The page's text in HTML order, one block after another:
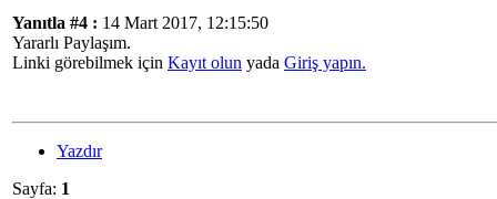
Yanıtla #4 : 14 Mart 2017, 12:15:50
Yararlı Paylaşım.
Linki görebilmek için Kayıt olun yada Giriş yapın.
Yazdır
Sayfa: 1